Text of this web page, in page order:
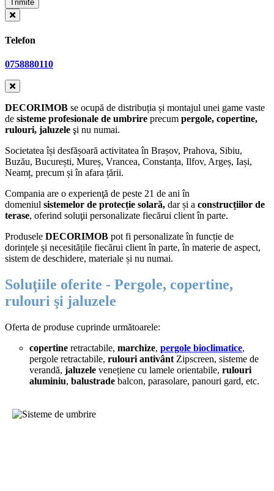
Telefon
0758880110
DECORIMOB se ocupă de distribuția și montajul unei game vaste
de sisteme profesionale de umbrire precum pergole, copertine,
rulouri, jaluzele şi nu numai.
Societatea își desfășoară activitatea în Brașov, Prahova, Sibiu,
Buzău, București, Mureș, Vrancea, Constanța, Ilfov, Argeș, Iași,
Neamț, precum și în afara țării.
Compania are o experienţă de peste 21 de ani în
domeniul sistemelor de protecție solară, dar și a construcțiilor de
terase, oferind soluţii personalizate fiecărui client în parte.
Produsele DECORIMOB pot fi personalizate în funcție de
dorințele și necesitățile fiecărui client în parte, în materie de aspect,
sistem de deschidere, materiale și nu numai.
Soluţiile oferite - Pergole, copertine,
rulouri şi jaluzele
Oferta de produse cuprinde următoarele:
copertine retractabile, marchize, pergole bioclimatice,
pergole retractabile, rulouri antivânt Zipscreen, sisteme de
verandă, jaluzele venețiene cu lamele orientabile, rulouri
aluminiu, balustrade balcon, parasolare, panouri gard, etc.